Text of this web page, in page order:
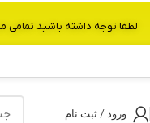
ورود / ثبت نام
لطفا توجه داشته باشید تمامی محصولات بین 3 الی 6 روز کاری تحویل پست داده میشود.با تشکر از